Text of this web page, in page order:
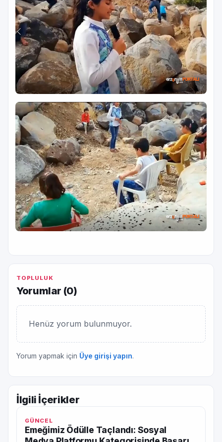
TOPLULUK
Yorumlar (0)
Henüz yorum bulunmuyor.
Yorum yapmak için Üye girişi yapın.
İlgili İçerikler
GÜNCEL
Emeğimiz Ödülle Taçlandı: Sosyal